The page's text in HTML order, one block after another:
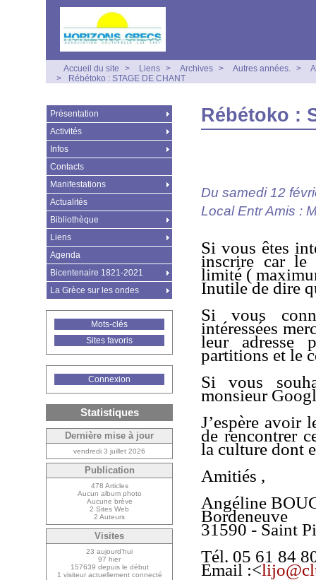
Accueil du site > Liens > Archives > Autres années. >
>
Rébétoko : STAGE DE CHANT
Rébétoko :
Du samedi 12
Local Entr Amis :
Si vous êtes
inscrire car le
limité (
Inutile de dire
Si vous
intéressées
leur adresse
partitions et le
Si vous
monsieur
J’espère avoir
de rencontrer
la culture dont
Amitiés ,
Angéline
Bordeneuve
31590 - Saint
Tél. 05 61 84
Email :<
Présentation
Activités
Infos
Contacts
Manifestations
Actualités
Bibliothèque
Liens
Agenda
Bicentenaire 1821-2021
La Grèce sur les ondes
Mots-clés
Sites favoris
Connexion
Statistiques
Dernière mise à jour
vendredi 3 juillet 2026
Publication
478 Articles
Aucun album photo
Aucune brève
2 Sites Web
2 Auteurs
Visites
23 aujourd’hui
97 hier
157639 depuis le début
1 visiteur actuellement connecté